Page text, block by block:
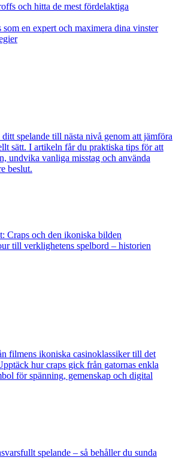
och hitta de mest fördelaktiga
en expert och maximera dina vinster
spelande till nästa nivå genom att jämföra
sätt. I artikeln får du praktiska tips för att
undvika vanliga misstag och använda
beslut.
Craps och den ikoniska bilden
till verklighetens spelbord – historien
filmens ikoniska casinoklassiker till det
hur craps gick från gatornas enkla
för spänning, gemenskap och digital
spelande – så behåller du sunda